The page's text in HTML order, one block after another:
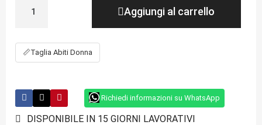
Aggiungi al carrello
📏Taglia Abiti Donna
Richiedi informazioni su WhatsApp
DISPONIBILE IN 15 GIORNI LAVORATIVI